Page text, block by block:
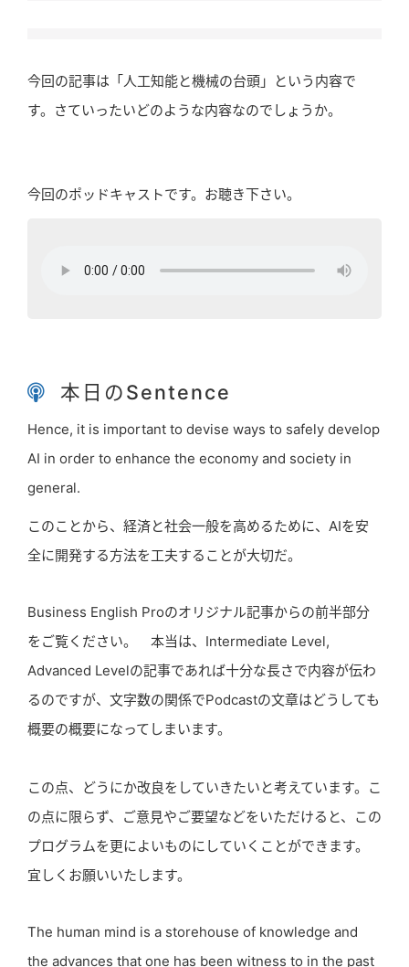
今回の記事は「人工知能と機械の台頭」という内容で
す。さていったいどのような内容なのでしょうか。
今回のポッドキャストです。お聴き下さい。
本日のSentence
Hence, it is important to devise ways to safely develop
AI in order to enhance the economy and society in
general.
このことから、経済と社会一般を高めるために、AIを安
全に開発する方法を工夫することが大切だ。
Business English Proのオリジナル記事からの前半部分
をご覧ください。 本当は、Intermediate Level,
Advanced Levelの記事であれば十分な長さで内容が伝わ
るのですが、文字数の関係でPodcastの文章はどうしても
概要の概要になってしまいます。
この点、どうにか改良をしていきたいと考えています。こ
の点に限らず、ご意見やご要望などをいただけると、この
プログラムを更によいものにしていくことができます。
宜しくお願いいたします。
The human mind is a storehouse of knowledge and
the advances that one has been witness to in the past